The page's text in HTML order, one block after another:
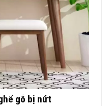
gỗ bị nứt